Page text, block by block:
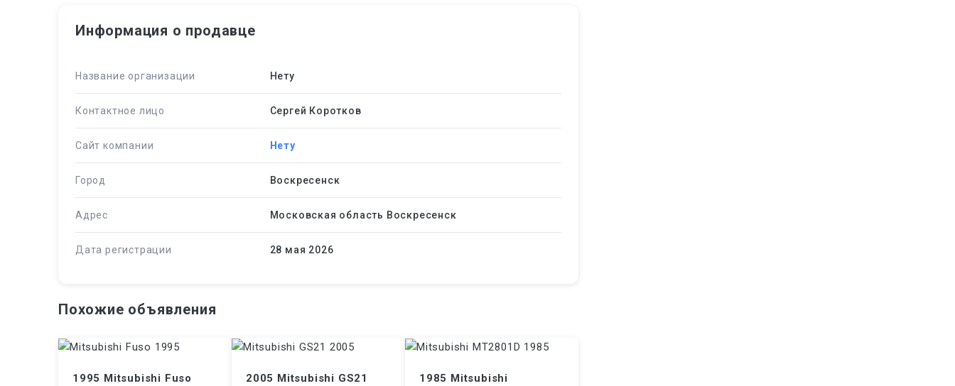
Информация о продавце
Название организации Нету
Контактное лицо Сергей Коротков
Сайт компании Нету
Город Воскресенск
Адрес Московская область Воскресенск
Дата регистрации 28 мая 2026
Похожие объявления
1995 Mitsubishi Fuso 2005 Mitsubishi GS21
1985 Mitsubishi